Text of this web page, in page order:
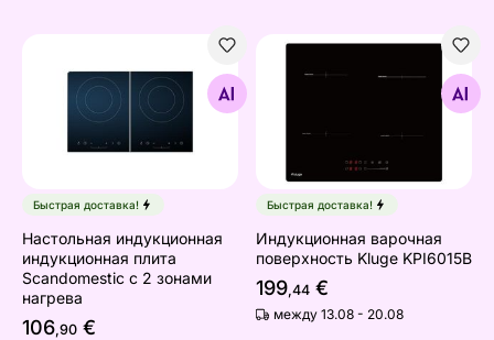
Настольная индукционная индукционная плита
Найдите похожие
Быстрая доставка!
Настольная индукционная
индукционная плита
Scandomestic с 2 зонами
нагрева
106,90 €
Индукционная варочная
Быстрая доставка!
Индукционная варочная
поверхность Kluge KPI6015B
199,44 €
между 13.08 - 20.08